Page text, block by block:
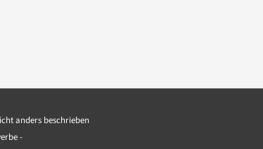
anders beschrieben
-